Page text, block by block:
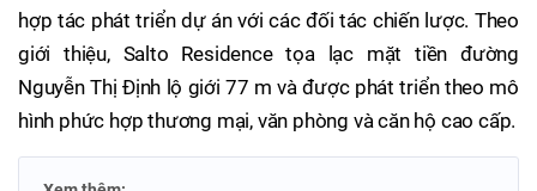
hợp tác phát triển dự án với các đối tác chiến lược. Theo
giới thiệu, Salto Residence tọa lạc mặt tiền đường
Nguyễn Thị Định lộ giới 77 m và được phát triển theo mô
hình phức hợp thương mại, văn phòng và căn hộ cao cấp.